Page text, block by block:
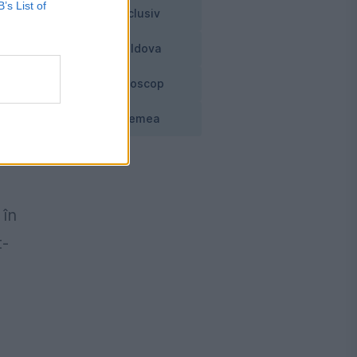
List of
Exclusiv
Moldova
Horoscop
Vremea